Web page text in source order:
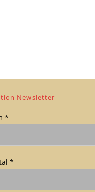
suivante
Newsletter
*
*